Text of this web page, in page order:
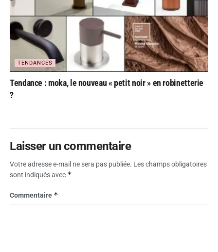
TENDANCES
Tendance : moka, le nouveau « petit noir » en robinetterie
?
Laisser un commentaire
Votre adresse e-mail ne sera pas publiée. Les champs obligatoires
sont indiqués avec *
Commentaire *